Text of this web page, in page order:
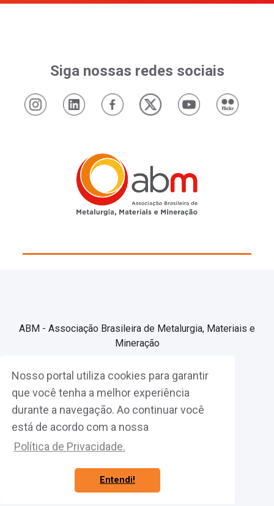
Nosso portal utiliza cookies para garantir
que você tenha a melhor experiência
durante a navegação. Ao continuar você
está de acordo com a nossa
Política de Privacidade.
Entendi!
Siga nossas redes sociais
ABM - Associação Brasileira de Metalurgia, Materiais e
Mineração
Associe-se
Fazer Login